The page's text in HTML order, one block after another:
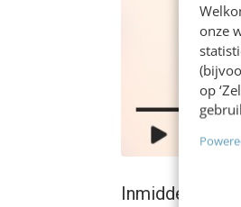
onze
op
Inmiddels is